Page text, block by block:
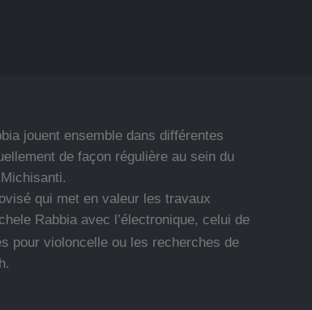
jouent ensemble dans différentes
de façon régulière au sein du
qui met en valeur les travaux
Rabbia avec l’électronique, celui de
pour violoncelle ou les recherches de